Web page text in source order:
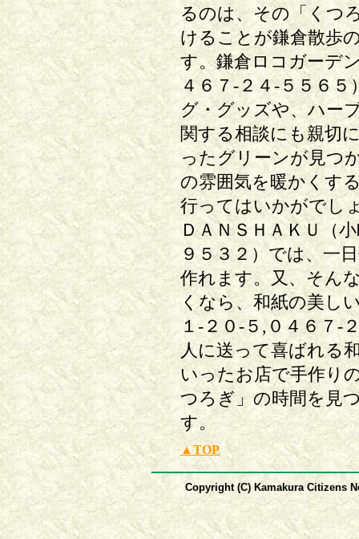
るのは、その「くつ
けることが鎌倉散歩
す。鎌倉ロコガーデ
４６７-２４-５５６
グ・グッズや、ハー
関する相談にも親切
ったグリーンが見つ
の雰囲気を暖かくす
行ってはいかがでし
ＤＡＮＳＨＡＫＵ（
９５３２）では、一
作れます。又、そん
くなら、和紙の美し
１-２０-５,０４６７-
人に送って喜ばれる
いったお店で手作り
つろぎ」の時間を見
す。
▲TOP
Copyright (C) Kamakura Citizens